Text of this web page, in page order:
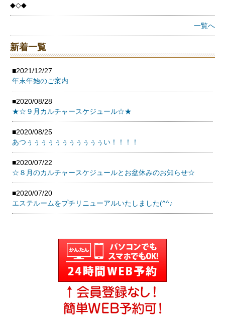
◆◇◆
一覧へ
新着一覧
■2021/12/27
年末年始のご案内
■2020/08/28
★☆９月カルチャースケジュール☆★
■2020/08/25
あつぅぅぅぅぅぅぅぅぅぅぅい！！！！
■2020/07/22
☆８月のカルチャースケジュールとお盆休みのお知らせ☆
■2020/07/20
エステルームをプチリニューアルいたしました(^^♪